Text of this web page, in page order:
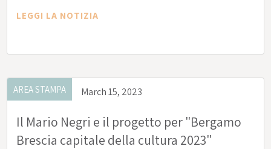
LEGGI LA NOTIZIA
AREA STAMPA March 15, 2023
Il Mario Negri e il progetto per "Bergamo
Brescia capitale della cultura 2023"